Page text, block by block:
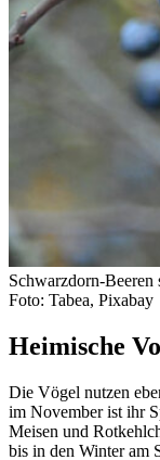
Schwarzdorn-Beeren
Foto: Tabea, Pixabay
Heimische
Die Vögel nutzen
im November ist ihr
Meisen und
bis in den Winter am